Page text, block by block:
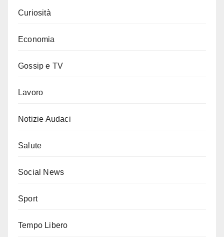
Curiosità
Economia
Gossip e TV
Lavoro
Notizie Audaci
Salute
Social News
Sport
Tempo Libero